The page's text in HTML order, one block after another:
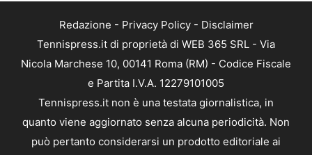
Redazione - Privacy Policy- Disclaimer
Tennispress.it di proprietà di WEB 365 SRL - Via
Nicola Marchese 10, 00141 Roma (RM) - Codice Fiscale
e Partita I.V.A. 12279101005
Tennispress.it non è una testata giornalistica, in
quanto viene aggiornato senza alcuna periodicità. Non
può pertanto considerarsi un prodotto editoriale ai